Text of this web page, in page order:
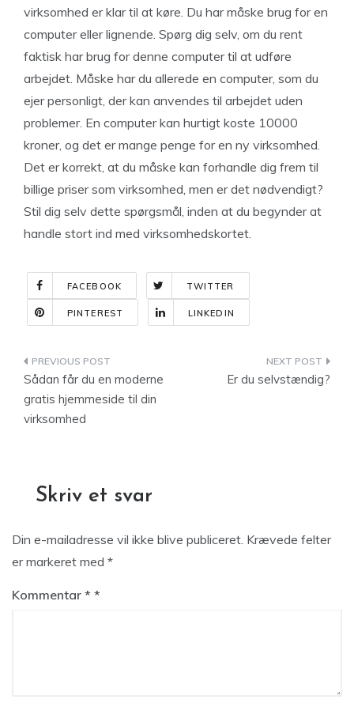
virksomhed er klar til at køre. Du har måske brug for en
computer eller lignende. Spørg dig selv, om du rent
faktisk har brug for denne computer til at udføre
arbejdet. Måske har du allerede en computer, som du
ejer personligt, der kan anvendes til arbejdet uden
problemer. En computer kan hurtigt koste 10000
kroner, og det er mange penge for en ny virksomhed.
Det er korrekt, at du måske kan forhandle dig frem til
billige priser som virksomhed, men er det nødvendigt?
Stil dig selv dette spørgsmål, inden at du begynder at
handle stort ind med virksomhedskortet.
FACEBOOK TWITTER
PINTEREST LINKEDIN
Indlægsnavigation
Sådan får du en moderne
gratis hjemmeside til din
virksomhed
Er du selvstændig?
Skriv et svar
Din e-mailadresse vil ikke blive publiceret. Krævede felter
er markeret med *
Kommentar *